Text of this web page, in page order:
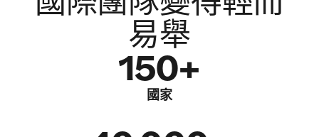
易舉
150+
國家